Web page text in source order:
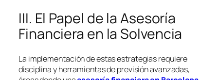
III. El Papel de la Asesoría
Financiera en la Solvencia
La implementación de estas estrategias requiere
disciplina y herramientas de previsión avanzadas,